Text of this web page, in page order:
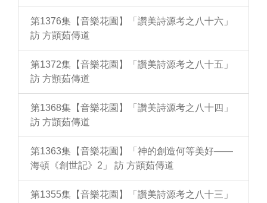
第1376集【音樂花園】「讚美詩源考之八十六」
訪 方顗茹傳道
第1372集【音樂花園】「讚美詩源考之八十五」
訪 方顗茹傳道
第1368集【音樂花園】「讚美詩源考之八十四」
訪 方顗茹傳道
第1363集【音樂花園】「神的創造何等美好——
海頓《創世記》2」 訪 方顗茹傳道
第1355集【音樂花園】「讚美詩源考之八十三」